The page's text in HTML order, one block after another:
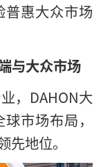
普惠大众市场
与大众市场
，DAHON大
市场布局，
地位。